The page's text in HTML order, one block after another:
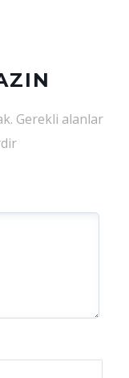
Gerekli alanlar